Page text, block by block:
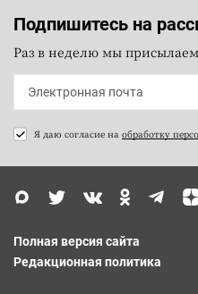
Подпишитесь на
Раз в неделю мы
Я даю согласие на обработку
Полная версия сайта
Редакционная политика